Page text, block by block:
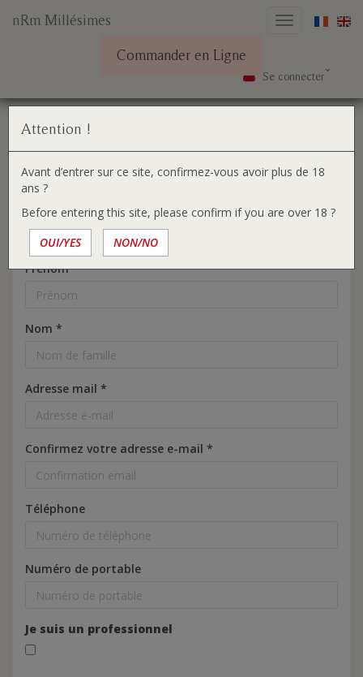
au
contenu
Commander en Ligne
Basculer
nRm Millésimes
Se connecter
êtes
ici :
Créer un nouveau compte
1. INFORMATIONS PERSONNELLES
Titre *
Prénom*
Nom *
Adresse mail *
Confirmez votre adresse e-mail *
Téléphone
Numéro de portable
Je suis un professionnel
Attention !
Avant d’entrer sur ce site, confirmez-vous avoir plus de 18
ans ?
Before entering this site, please confirm if you are over 18 ?
OUI/YES
NON/NO